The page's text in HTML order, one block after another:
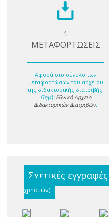
1
ΜΕΤΑΦΟΡΤΩΣΕΙΣ
Αφορά στο σύνολο των
μεταφορτώσων του αρχείου
της διδακτορικής διατριβής.
Πηγή: Εθνικό Αρχείο
Διδακτορικών Διατριβών.
Σχετικές εγγραφές
χρηστών)